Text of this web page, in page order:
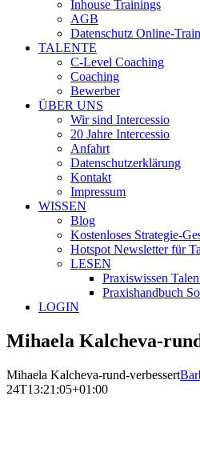
Inhouse Trainings
AGB
Datenschutz Online-
TALENTE
C-Level Coaching
Coaching
Bewerber
ÜBER UNS
Wir sind Intercessio
20 Jahre Intercessio
Anfahrt
Datenschutzerklärung
Kontakt
Impressum
WISSEN
Blog
Kostenloses Strategie-
Hotspot Newsletter für
LESEN
Praxiswissen
Praxishandbuch
LOGIN
Mihaela Kalcheva-
Mihaela Kalcheva-rund-verbessert
24T13:21:05+01:00